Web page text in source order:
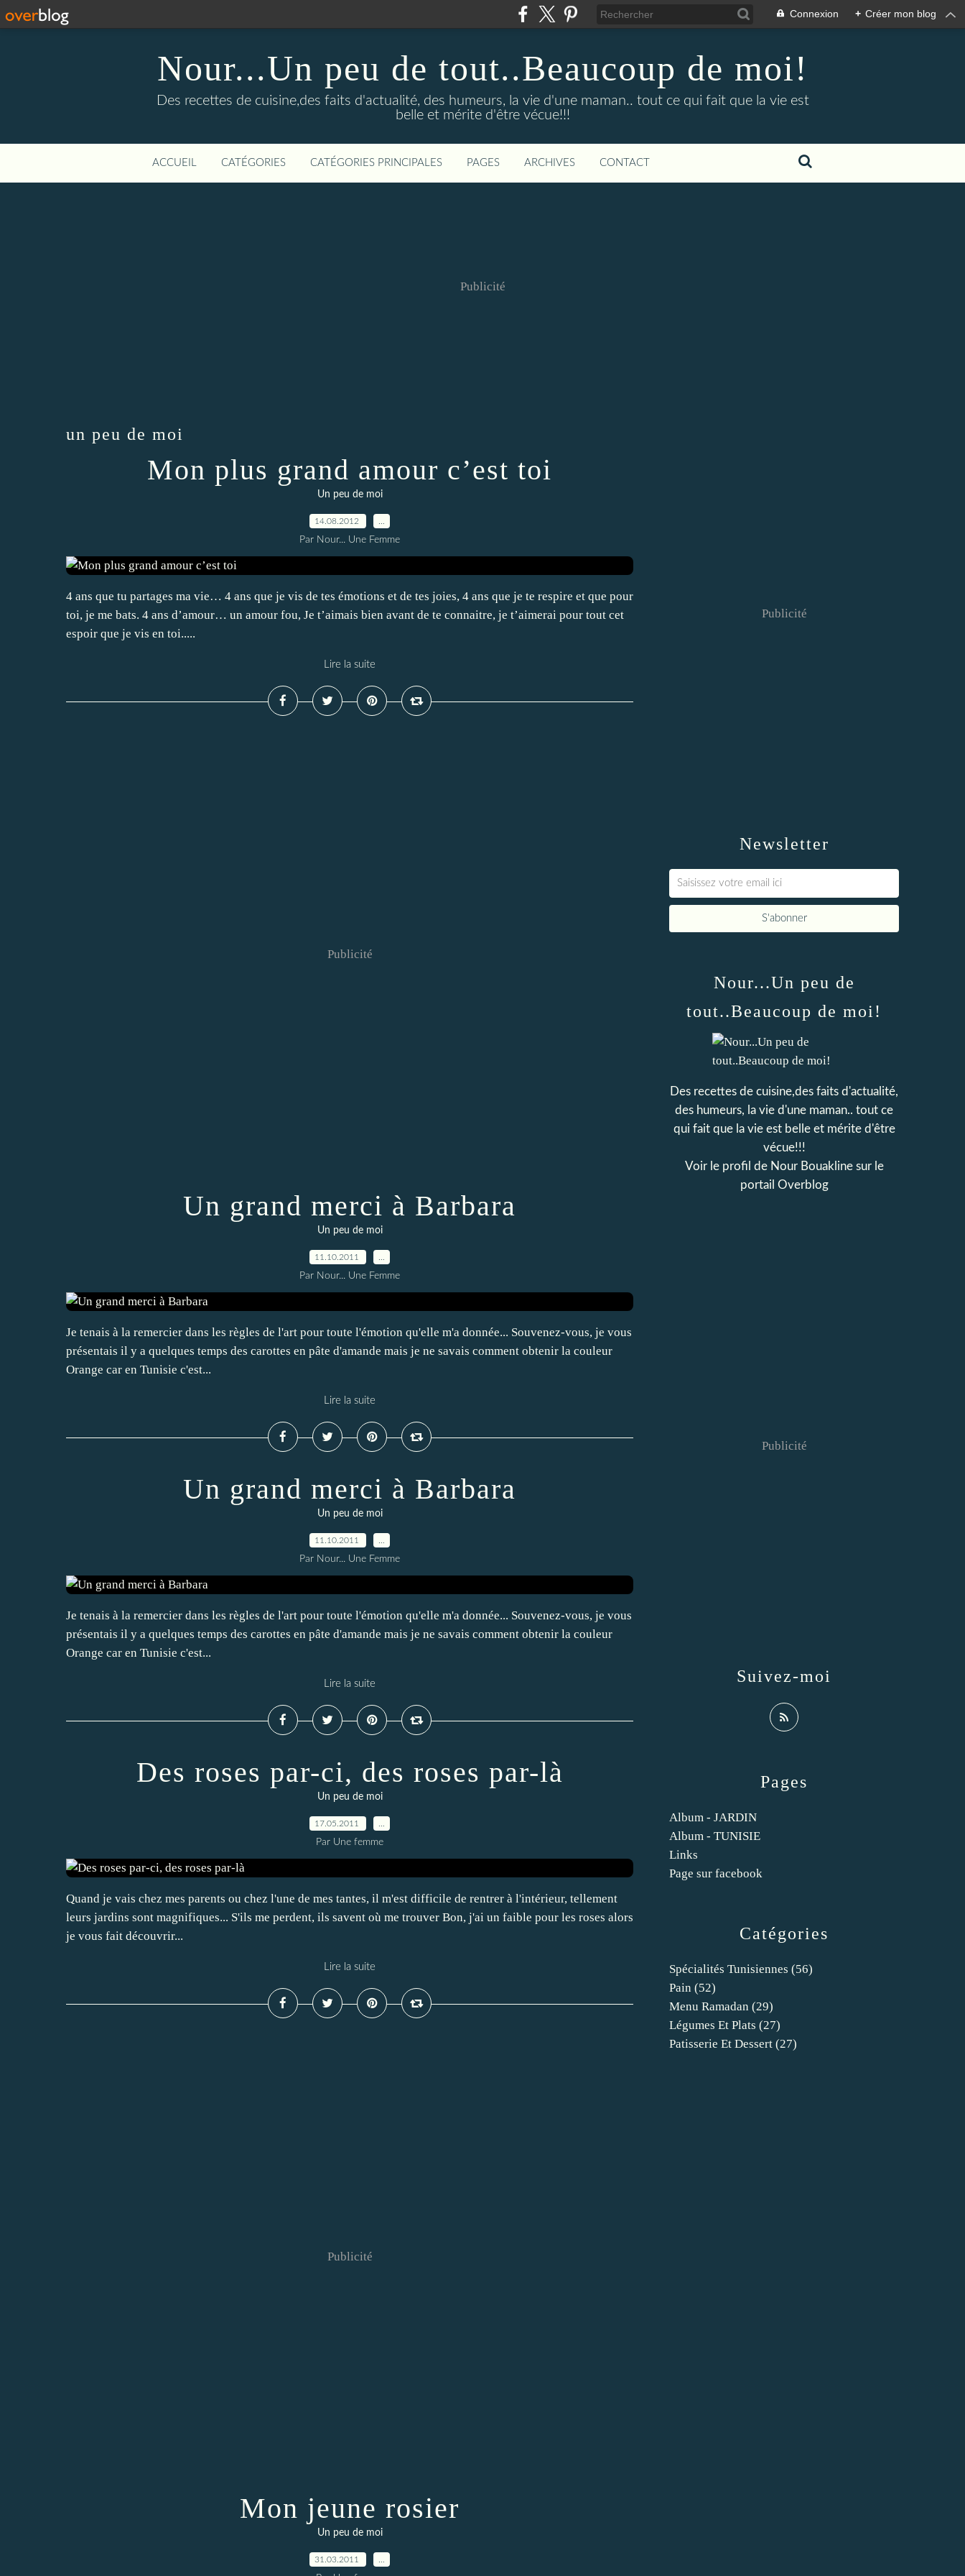
Connexion + Créer mon blog
Nour...Un peu de tout..Beaucoup de moi!
Des recettes de cuisine,des faits d'actualité, des humeurs, la vie d'une maman.. tout ce qui fait que la vie est
belle et mérite d'être vécue!!!
ACCUEIL CATÉGORIES CATÉGORIES PRINCIPALES PAGES ARCHIVES CONTACT
Publicité
un peu de moi
Mon plus grand amour c’est toi
Un peu de moi
14.08.2012
Par Nour... Une Femme
4 ans que tu partages ma vie… 4 ans que je vis de tes émotions et de tes joies, 4 ans que je te respire et que pour
toi, je me bats. 4 ans d’amour… un amour fou, Je t’aimais bien avant de te connaitre, je t’aimerai pour tout cet
espoir que je vis en toi.....
Lire la suite
Publicité
Un grand merci à Barbara
Un peu de moi
11.10.2011
Par Nour... Une Femme
Je tenais à la remercier dans les règles de l'art pour toute l'émotion qu'elle m'a donnée... Souvenez-vous, je vous
présentais il y a quelques temps des carottes en pâte d'amande mais je ne savais comment obtenir la couleur
Orange car en Tunisie c'est...
Lire la suite
Un grand merci à Barbara
Un peu de moi
11.10.2011
Par Nour... Une Femme
Je tenais à la remercier dans les règles de l'art pour toute l'émotion qu'elle m'a donnée... Souvenez-vous, je vous
présentais il y a quelques temps des carottes en pâte d'amande mais je ne savais comment obtenir la couleur
Orange car en Tunisie c'est...
Lire la suite
Des roses par-ci, des roses par-là
Un peu de moi
17.05.2011
Par Une femme
Quand je vais chez mes parents ou chez l'une de mes tantes, il m'est difficile de rentrer à l'intérieur, tellement
leurs jardins sont magnifiques... S'ils me perdent, ils savent où me trouver Bon, j'ai un faible pour les roses alors
je vous fait découvrir...
Lire la suite
Publicité
Mon jeune rosier
Un peu de moi
31.03.2011
Newsletter
Publicité
Catégories
Spécialités Tunisiennes (56)
Pain (52)
Menu Ramadan (29)
Légumes Et Plats (27)
Patisserie Et Dessert (27)
Pages
Album - JARDIN
Album - TUNISIE
Links
Page sur facebook
Nour...Un peu de
tout..Beaucoup de moi!
Des recettes de cuisine,des faits d'actualité,
des humeurs, la vie d'une maman.. tout ce
qui fait que la vie est belle et mérite d'être
vécue!!!
Voir le profil de Nour Bouakline sur le
portail Overblog
Suivez-moi
Publicité